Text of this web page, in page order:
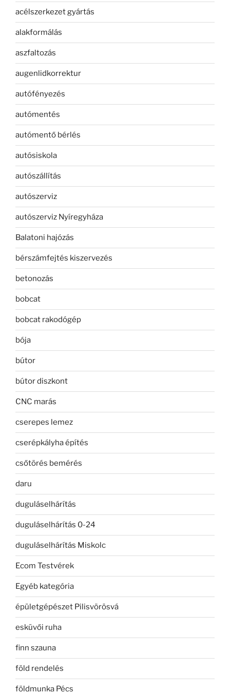
acélszerkezet gyártás
alakformálás
aszfaltozás
augenlidkorrektur
autófényezés
autómentés
autómentő bérlés
autósiskola
autószállítás
autószerviz
autószerviz Nyíregyháza
Balatoni hajózás
bérszámfejtés kiszervezés
betonozás
bobcat
bobcat rakodógép
bója
bútor
bútor diszkont
CNC marás
cserepes lemez
cserépkályha építés
csőtörés bemérés
daru
duguláselhárítás
duguláselhárítás 0-24
duguláselhárítás Miskolc
Ecom Testvérek
Egyéb kategória
épületgépészet Pilisvörösvá
esküvői ruha
finn szauna
föld rendelés
földmunka Pécs